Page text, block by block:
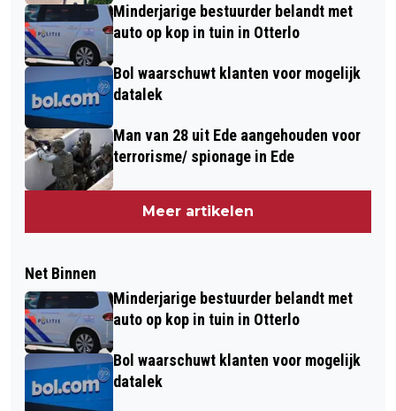
Minderjarige bestuurder belandt met
auto op kop in tuin in Otterlo
Bol waarschuwt klanten voor mogelijk
datalek
Man van 28 uit Ede aangehouden voor
terrorisme/ spionage in Ede
Meer artikelen
Net Binnen
Minderjarige bestuurder belandt met
auto op kop in tuin in Otterlo
Bol waarschuwt klanten voor mogelijk
datalek